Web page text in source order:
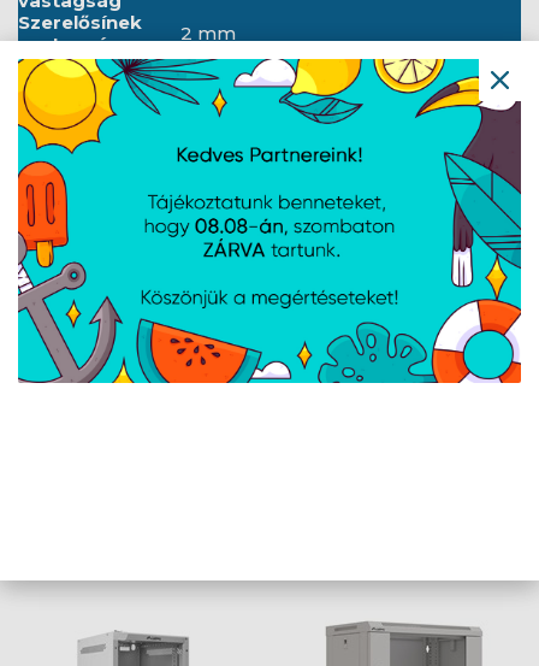
Szerelősínek
vastagsága
2 mm
Vázvastagság
1.5 mm
Egyéb elemek
lemezvastagság 1.5 mm
Mélység
Szélesség
600 mm
Magasság
Súly
115 kg
Standard
ANSI/EIA RS-310-D, DIN 41491/1.
RÉSZ, DIN 41494/7. RÉSZ, ETSI,
IEC297-2:1982
Földelés
részletei
Első ajtó, Hátsó ajtó, Keret
Tartalmazott
tartozékok
Földelő kábel, Kerekek fékkel,
Lábak, Szellőzőpanel (6 ventilátor),
M6-os csavarok, Termosztát, Első